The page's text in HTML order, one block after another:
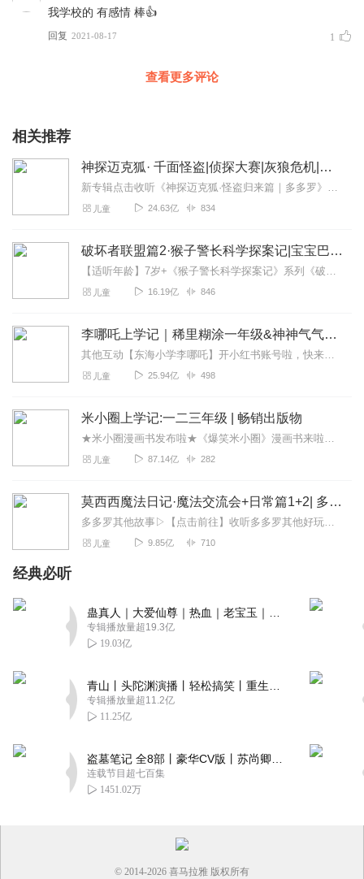
我学校的 有感情 棒👍
回复 2021-08-17 1
查看更多评论
相关推荐
神探迈克狐· 千面怪盗|侦探大赛|灰狼危机|多多罗
新专辑点击收听《神探迈克狐·怪盗归来篇｜多多罗》！！！>>>点击进入主播橱窗购买《神探迈克狐》系列图书吧!<<<多多罗故事【点击前往】收听多多罗其他好玩有趣的故...
儿童 24.63亿 834
破坏者联盟篇2·猴子警长科学探案记|宝宝巴士故事
【适听年龄】7岁+《猴子警长科学探案记》系列《破坏者联盟篇1·猴子警长科学探案记》>>>《破坏者联盟篇2·猴子警长科学探案记》>>>《破坏者联盟篇3·猴子警长科...
儿童 16.19亿 846
李哪吒上学记｜稀里糊涂一年级&神神气气二年级
其他互动【东海小学李哪吒】开小红书账号啦，快来关注和李哪吒成为好朋友！有机会免费领儿童会员、官方周边！【点击加入】东海小学广播站圈子，更多互动！李哪吒全新冒险番...
儿童 25.94亿 498
米小圈上学记:一二三年级 | 畅销出版物
★米小圈漫画书发布啦★《爆笑米小圈》漫画书来啦《米小圈上学记》一二三年级正版广播剧！《米小圈上学记》系列是儿童作家北猫最新创作的儿童小说系列，作品诙谐幽默、好...
儿童 87.14亿 282
莫西西魔法日记·魔法交流会+日常篇1+2| 多多罗
多多罗其他故事▷【点击前往】收听多多罗其他好玩有趣的故事▷【点击加入】多多罗圈子，和粉丝们一起互动吧！关注公众号：多多罗故事欢迎关注微信公众号/小红书：多多罗...
儿童 9.85亿 710
经典必听
专辑播放量超19.3亿
19.03亿
专辑播放量超11.2亿
11.25亿
连载节目超七百集
1451.02万
© 2014-2026 喜马拉雅 版权所有